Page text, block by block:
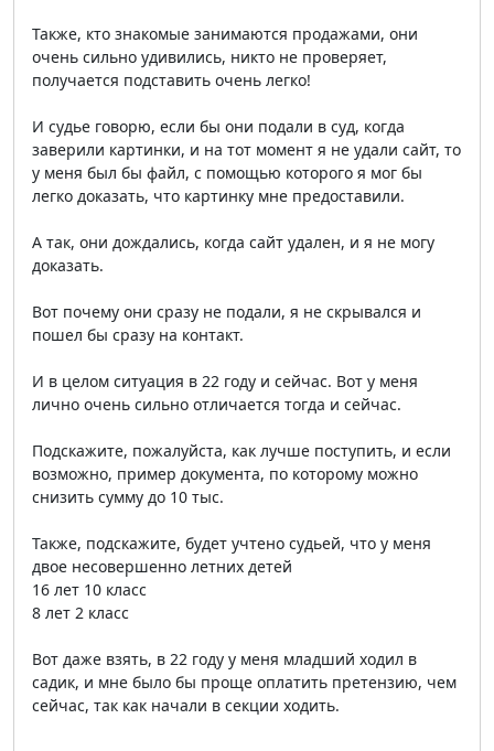
Также, кто знакомые занимаются продажами, они
очень сильно удивились, никто не проверяет,
получается подставить очень легко!
И судье говорю, если бы они подали в суд, когда
заверили картинки, и на тот момент я не удали сайт, то
у меня был бы файл, с помощью которого я мог бы
легко доказать, что картинку мне предоставили.
А так, они дождались, когда сайт удален, и я не могу
доказать.
Вот почему они сразу не подали, я не скрывался и
пошел бы сразу на контакт.
И в целом ситуация в 22 году и сейчас. Вот у меня
лично очень сильно отличается тогда и сейчас.
Подскажите, пожалуйста, как лучше поступить, и если
возможно, пример документа, по которому можно
снизить сумму до 10 тыс.
Также, подскажите, будет учтено судьей, что у меня
двое несовершенно летних детей
16 лет 10 класс
8 лет 2 класс
Вот даже взять, в 22 году у меня младший ходил в
садик, и мне было бы проще оплатить претензию, чем
сейчас, так как начали в секции ходить.